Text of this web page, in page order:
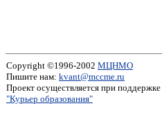
Copyright ©1996-2002 МЦНМО
Пишите нам: kvant@mccme.ru
Проект осуществляется при поддержке
"Курьер образования"